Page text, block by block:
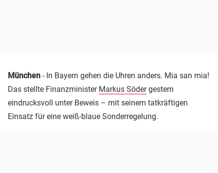
München - In Bayern gehen die Uhren anders. Mia san mia!
Das stellte Finanzminister Markus Södergestern
eindrucksvoll unter Beweis – mit seinem tatkräftigen
Einsatz für eine weiß-blaue Sonderregelung.